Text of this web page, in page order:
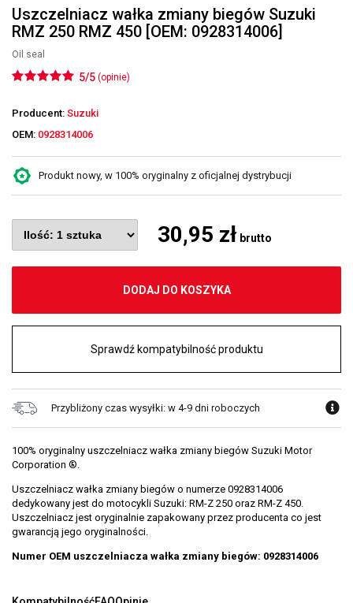
Uszczelniacz wałka zmiany biegów Suzuki
RMZ 250 RMZ 450 [OEM: 0928314006]
Oil seal
5/5 (opinie)
Producent: Suzuki
OEM: 0928314006
Produkt nowy, w 100% oryginalny z oficjalnej dystrybucji
30,95 zł brutto
DODAJ DO KOSZYKA
Sprawdź kompatybilność produktu
Przybliżony czas wysyłki: w 4-9 dni roboczych
100% oryginalny uszczelniacz wałka zmiany biegów Suzuki Motor
Corporation ®.
Uszczelniacz wałka zmiany biegów o numerze 0928314006
dedykowany jest do motocykli Suzuki: RM-Z 250 oraz RM-Z 450.
Uszczelniacz jest oryginalnie zapakowany przez producenta co jest
gwarancją jego oryginalności.
Numer OEM uszczelniacza wałka zmiany biegów: 0928314006